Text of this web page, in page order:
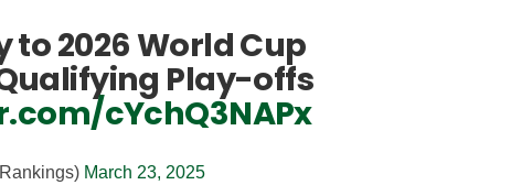
to 2026 World Cup
Play-offs
cYchQ3NAPx
March 23, 2025